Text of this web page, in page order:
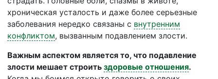
хроническая усталость и даже более серьезные
заболевания нередко связаны с внутренним
конфликтом, вызванным подавлением злости.
Важным аспектом является то, что подавление
злости мешает строить здоровые отношения.